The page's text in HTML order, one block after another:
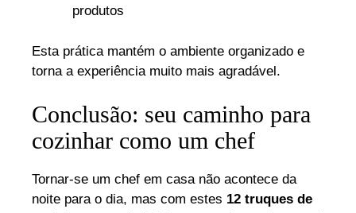
produtos
Esta prática mantém o ambiente organizado e
torna a experiência muito mais agradável.
Conclusão: seu caminho para
cozinhar como um chef
Tornar-se um chef em casa não acontece da
noite para o dia, mas com estes 12 truques de